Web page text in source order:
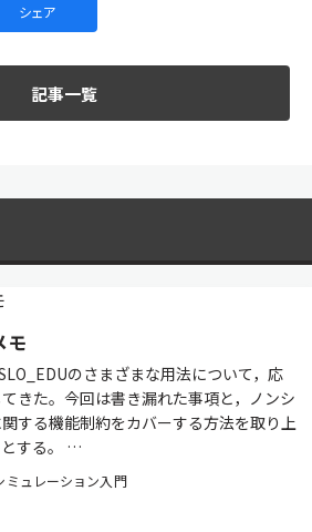
シェア
記事一覧
モ
のさまざまな用法について，応
きた。今回は書き漏れた事項と，ノンシ
する機能制約をカバーする方法を取り上
とする。 …
ミュレーション入門